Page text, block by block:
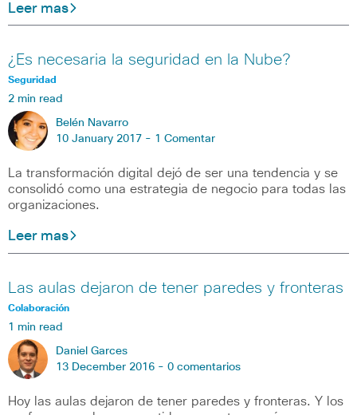
Leer mas
¿Es necesaria la seguridad en la Nube?
Seguridad
2 min read
Belén Navarro
10 January 2017 - 1 Comentar
La transformación digital dejó de ser una tendencia y se
consolidó como una estrategia de negocio para todas las
organizaciones.
Leer mas
Las aulas dejaron de tener paredes y fronteras
Colaboración
1 min read
Daniel Garces
13 December 2016 - 0 comentarios
Hoy las aulas dejaron de tener paredes y fronteras. Y los